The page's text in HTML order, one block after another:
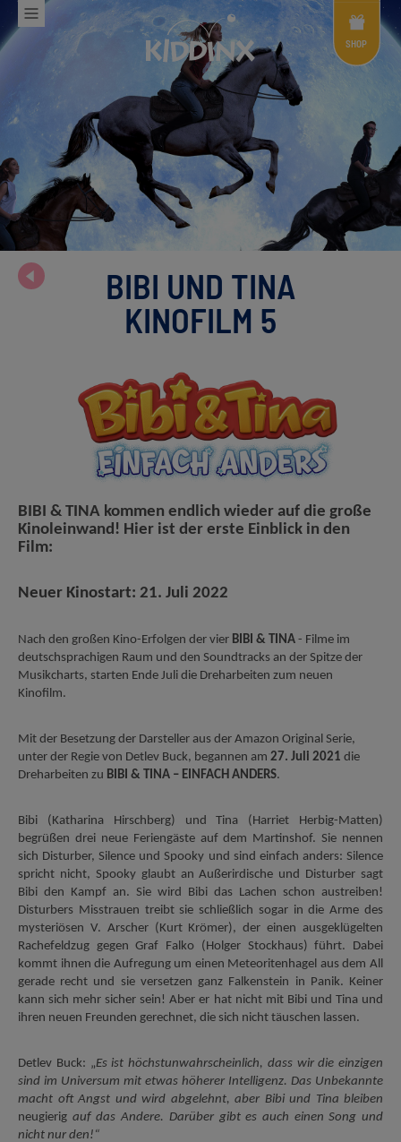
Shop
Menü
SHOP
BIBI UND TINA
KINOFILM 5
BIBI & TINA kommen endlich wieder auf die große
Kinoleinwand! Hier ist der erste Einblick in den
Film:
Neuer Kinostart: 21. Juli 2022
Nach den großen Kino-Erfolgen der vier BIBI & TINA - Filme im
deutschsprachigen Raum und den Soundtracks an der Spitze der
Musikcharts, starten Ende Juli die Dreharbeiten zum neuen
Kinofilm.
Mit der Besetzung der Darsteller aus der Amazon Original Serie,
unter der Regie von Detlev Buck, begannen am 27. Juli 2021 die
Dreharbeiten zu BIBI & TINA – EINFACH ANDERS.
Bibi (Katharina Hirschberg) und Tina (Harriet Herbig-Matten)
begrüßen drei neue Feriengäste auf dem Martinshof. Sie nennen
sich Disturber, Silence und Spooky und sind einfach anders: Silence
spricht nicht, Spooky glaubt an Außerirdische und Disturber sagt
Bibi den Kampf an. Sie wird Bibi das Lachen schon austreiben!
Disturbers Misstrauen treibt sie schließlich sogar in die Arme des
mysteriösen V. Arscher (Kurt Krömer), der einen ausgeklügelten
Rachefeldzug gegen Graf Falko (Holger Stockhaus) führt. Dabei
kommt ihnen die Aufregung um einen Meteoritenhagel aus dem All
gerade recht und sie versetzen ganz Falkenstein in Panik. Keiner
kann sich mehr sicher sein! Aber er hat nicht mit Bibi und Tina und
ihren neuen Freunden gerechnet, die sich nicht täuschen lassen.
Detlev Buck: „Es ist höchstunwahrscheinlich, dass wir die einzigen
sind im Universum mit etwas höherer Intelligenz. Das Unbekannte
macht oft Angst und wird abgelehnt, aber Bibi und Tina bleiben
neugierig auf das Andere. Darüber gibt es auch einen Song und
nicht nur den!“